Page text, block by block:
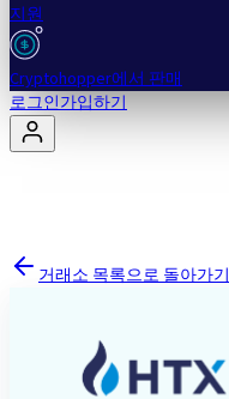
지원
Cryptohopper에서 판매
로그인 가입하기
거래소 목록으로 돌아가기